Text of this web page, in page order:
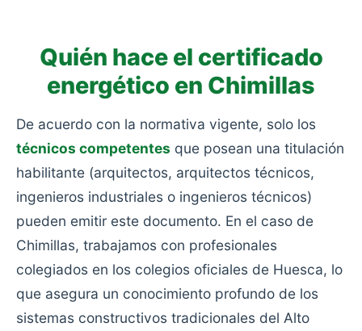
Quién hace el certificado
energético en Chimillas
De acuerdo con la normativa vigente, solo los
técnicos competentes que posean una titulación
habilitante (arquitectos, arquitectos técnicos,
ingenieros industriales o ingenieros técnicos)
pueden emitir este documento. En el caso de
Chimillas, trabajamos con profesionales
colegiados en los colegios oficiales de Huesca, lo
que asegura un conocimiento profundo de los
sistemas constructivos tradicionales del Alto